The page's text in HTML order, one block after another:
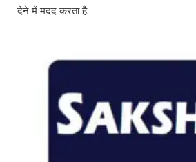
देने में मदद करता है.